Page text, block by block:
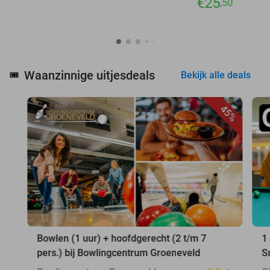
,50
🎟️ Waanzinnige uitjesdeals Bekijk alle deals
45%
Bowlen (1 uur) + hoofdgerecht (2 t/m 7
pers.) bij Bowlingcentrum Groeneveld
1